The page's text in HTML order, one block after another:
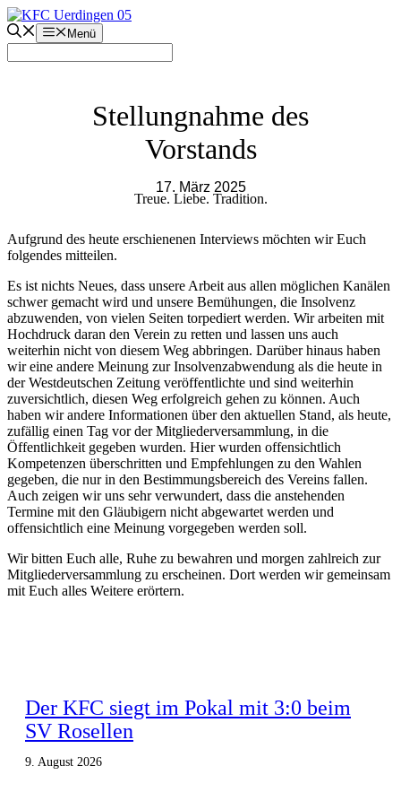
Zum
Inhalt
springen
Menü
Stellungnahme des
Vorstands
17. März 2025
Treue. Liebe. Tradition.
Aufgrund des heute erschienenen Interviews möchten wir Euch
folgendes mitteilen.
Es ist nichts Neues, dass unsere Arbeit aus allen möglichen Kanälen
schwer gemacht wird und unsere Bemühungen, die Insolvenz
abzuwenden, von vielen Seiten torpediert werden. Wir arbeiten mit
Hochdruck daran den Verein zu retten und lassen uns auch
weiterhin nicht von diesem Weg abbringen. Darüber hinaus haben
wir eine andere Meinung zur Insolvenzabwendung als die heute in
der Westdeutschen Zeitung veröffentlichte und sind weiterhin
zuversichtlich, diesen Weg erfolgreich gehen zu können. Auch
haben wir andere Informationen über den aktuellen Stand, als heute,
zufällig einen Tag vor der Mitgliederversammlung, in die
Öffentlichkeit gegeben wurden. Hier wurden offensichtlich
Kompetenzen überschritten und Empfehlungen zu den Wahlen
gegeben, die nur in den Bestimmungsbereich des Vereins fallen.
Auch zeigen wir uns sehr verwundert, dass die anstehenden
Termine mit den Gläubigern nicht abgewartet werden und
offensichtlich eine Meinung vorgegeben werden soll.
Wir bitten Euch alle, Ruhe zu bewahren und morgen zahlreich zur
Mitgliederversammlung zu erscheinen. Dort werden wir gemeinsam
mit Euch alles Weitere erörtern.
Der KFC siegt im Pokal mit 3:0 beim
SV Rosellen
9. August 2026